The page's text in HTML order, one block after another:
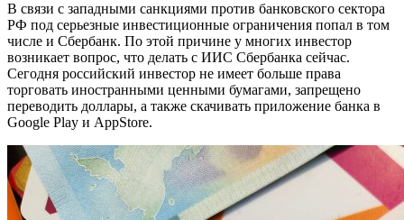
В связи с западными санкциями против банковского сектора
РФ под серьезные инвестиционные ограничения попал в том
числе и Сбербанк. По этой причине у многих инвестор
возникает вопрос, что делать с ИИС Сбербанка сейчас.
Сегодня российский инвестор не имеет больше права
торговать иностранными ценными бумагами, запрещено
переводить доллары, а также скачивать приложение банка в
Google Play и AppStore.